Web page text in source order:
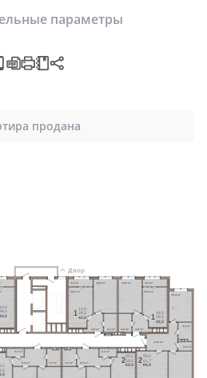
параметры
продана
3,2 м²
4,2 м²
14,0 м²
4,9 м²
16,0 м²
4,2 м²
14,0 м²
4,9 м²
11,0 м²
2,2 м²
4,3 м²
12,4 м²
4,1 м² 8,4 м²
2,5 м²
4,1 м²
8,4 м²
2,5 м²
16,2 м²
3,2 м²
1
14,0
39,3
42,5
1
14,0
39,1
42,3
2
26,0
61,7
66,4
2
25,1
58,2
62,4
14,0
39,3
42,5
Двор